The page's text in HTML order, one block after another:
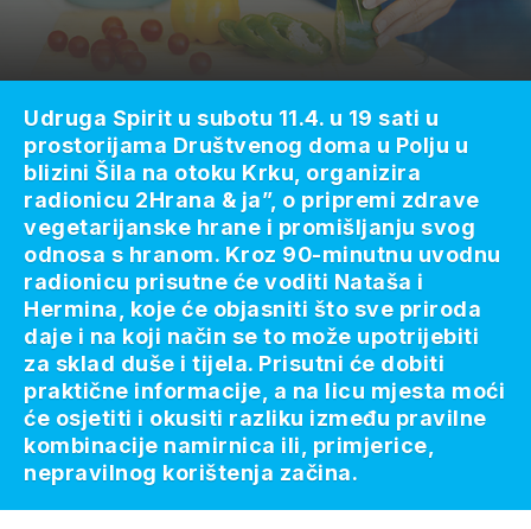
Udruga Spirit u subotu 11.4. u 19 sati u
prostorijama Društvenog doma u Polju u
blizini Šila na otoku Krku, organizira
radionicu 2Hrana & ja”, o pripremi zdrave
vegetarijanske hrane i promišljanju svog
odnosa s hranom. Kroz 90-minutnu uvodnu
radionicu prisutne će voditi Nataša i
Hermina, koje će objasniti što sve priroda
daje i na koji način se to može upotrijebiti
za sklad duše i tijela. Prisutni će dobiti
praktične informacije, a na licu mjesta moći
će osjetiti i okusiti razliku između pravilne
kombinacije namirnica ili, primjerice,
nepravilnog korištenja začina.